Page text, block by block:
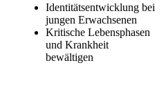
Identitätsentwicklung bei
jungen Erwachsenen
Kritische Lebensphasen
und Krankheit
bewältigen